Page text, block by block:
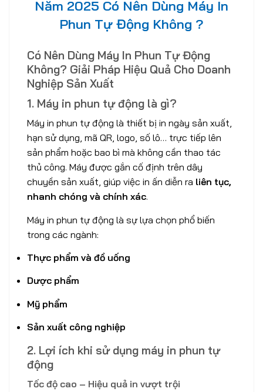
Năm 2025 Có Nên Dùng Máy In
Phun Tự Động Không ?
Có Nên Dùng Máy In Phun Tự Động
Không? Giải Pháp Hiệu Quả Cho Doanh
Nghiệp Sản Xuất
1. Máy in phun tự động là gì?
Máy in phun tự động là thiết bị in ngày sản xuất,
hạn sử dụng, mã QR, logo, số lô… trực tiếp lên
sản phẩm hoặc bao bì mà không cần thao tác
thủ công. Máy được gắn cố định trên dây
chuyền sản xuất, giúp việc in ấn diễn ra liên tục,
nhanh chóng và chính xác.
Máy in phun tự động là sự lựa chọn phổ biến
trong các ngành:
Thực phẩm và đồ uống
Dược phẩm
Mỹ phẩm
Sản xuất công nghiệp
2. Lợi ích khi sử dụng máy in phun tự
động
Tốc độ cao – Hiệu quả in vượt trội